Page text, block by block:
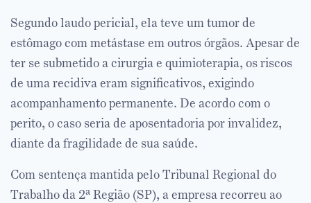
Segundo laudo pericial, ela teve um tumor de
estômago com metástase em outros órgãos. Apesar de
ter se submetido a cirurgia e quimioterapia, os riscos
de uma recidiva eram significativos, exigindo
acompanhamento permanente. De acordo com o
perito, o caso seria de aposentadoria por invalidez,
diante da fragilidade de sua saúde.
Com sentença mantida pelo Tribunal Regional do
Trabalho da 2ª Região (SP), a empresa recorreu ao